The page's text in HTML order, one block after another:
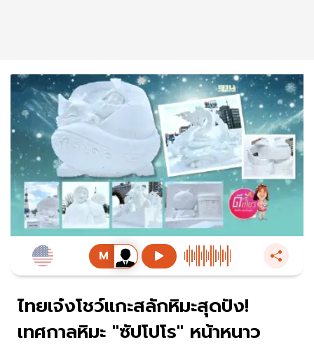
ไทยเจ๋งโชว์แกะสลักหิมะสุดปัง!
เทศกาลหิมะ "ซัปโปโร" หน้าหนาว